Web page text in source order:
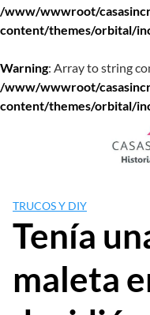
/www/wwwroot/
content/themes/orbital/
Warning: Array to string
/www/wwwroot/
content/themes/orbital/
TRUCOS Y DIY
Tenía
maleta